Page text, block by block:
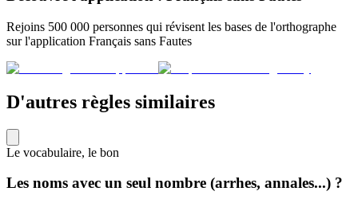
Rejoins 500 000 personnes qui révisent les bases de l'orthographe
sur l'application Français sans Fautes
D'autres règles similaires
Le vocabulaire, le bon
Les noms avec un seul nombre (arrhes, annales...) ?